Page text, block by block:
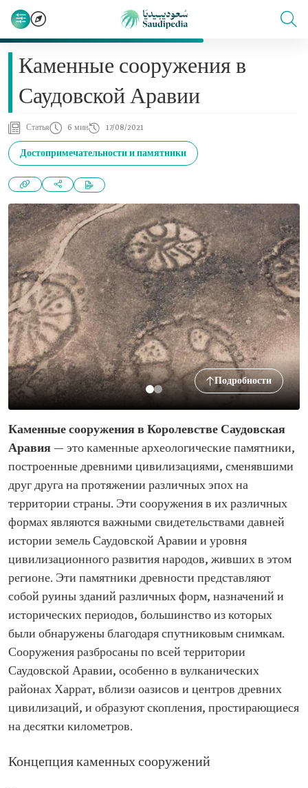
Каменные сооружения в
Саудовской Аравии
Статья 6 мин 17/08/2021
Достопримечательности и памятники
Подробности
Каменные сооружения в Королевстве Саудовская
Аравия — это каменные археологические памятники,
построенные древними цивилизациями, сменявшими
друг друга на протяжении различных эпох на
территории страны. Эти сооружения в их различных
формах являются важными свидетельствами давней
истории земель Саудовской Аравии и уровня
цивилизационного развития народов, живших в этом
регионе. Эти памятники древности представляют
собой руины зданий различных форм, назначений и
исторических периодов, большинство из которых
были обнаружены благодаря спутниковым снимкам.
Сооружения разбросаны по всей территории
Саудовской Аравии, особенно в вулканических
районах Харрат, вблизи оазисов и центров древних
цивилизаций, и образуют скопления, простирающиеся
на десятки километров.
Концепция каменных сооружений